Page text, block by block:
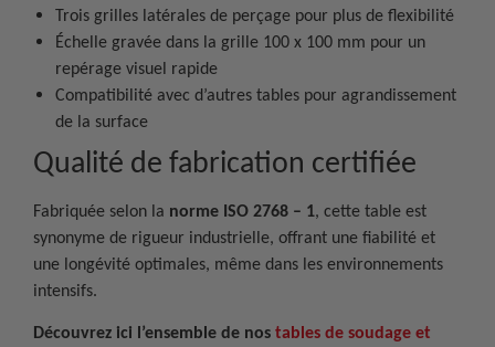
Trois grilles latérales de perçage pour plus de flexibilité
Échelle gravée dans la grille 100 x 100 mm pour un
repérage visuel rapide
Compatibilité avec d’autres tables pour agrandissement
de la surface
Qualité de fabrication certifiée
Fabriquée selon la norme ISO 2768 – 1, cette table est
synonyme de rigueur industrielle, offrant une fiabilité et
une longévité optimales, même dans les environnements
intensifs.
Découvrez ici l’ensemble de nos tables de soudage et